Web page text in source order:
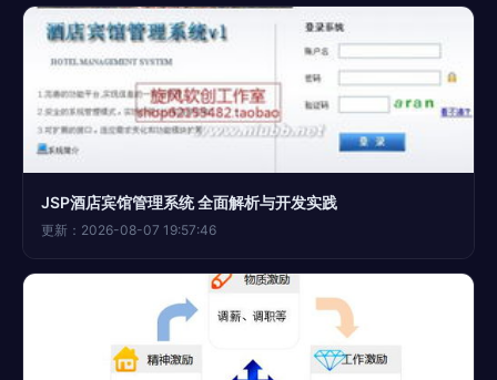
JSP酒店宾馆管理系统 全面解析与开发实践
更新：2026-08-07 19:57:46